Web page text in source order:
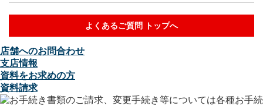
よくあるご質問 トップへ
店舗へのお問合わせ
支店情報
資料をお求めの方
資料請求